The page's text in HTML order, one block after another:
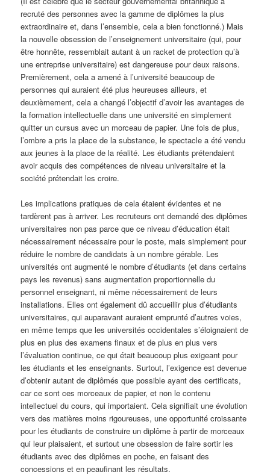
recruté des personnes avec la gamme de diplômes la plus
extraordinaire et, dans l’ensemble, cela a bien fonctionné.) Mais
la nouvelle obsession de l’enseignement universitaire (qui, pour
être honnête, ressemblait autant à un racket de protection qu’à
une entreprise universitaire) est dangereuse pour deux raisons.
Premièrement, cela a amené à l’université beaucoup de
personnes qui auraient été plus heureuses ailleurs, et
deuxièmement, cela a changé l’objectif d’avoir les avantages de
la formation intellectuelle dans une université en simplement
quitter un cursus avec un morceau de papier. Une fois de plus,
l’ombre a pris la place de la substance, le spectacle a été vendu
aux jeunes à la place de la réalité. Les étudiants prétendaient
avoir acquis des compétences de niveau universitaire et la
société prétendait les croire.
Les implications pratiques de cela étaient évidentes et ne
tardèrent pas à arriver. Les recruteurs ont demandé des diplômes
universitaires non pas parce que ce niveau d’éducation était
nécessairement nécessaire pour le poste, mais simplement pour
réduire le nombre de candidats à un nombre gérable. Les
universités ont augmenté le nombre d’étudiants (et dans certains
pays les revenus) sans augmentation proportionnelle du
personnel enseignant, ni même nécessairement de leurs
installations. Elles ont également dû accueillir plus d’étudiants
universitaires, qui auparavant auraient emprunté d’autres voies,
en même temps que les universités occidentales s’éloignaient de
plus en plus des examens finaux et de plus en plus vers
l’évaluation continue, ce qui était beaucoup plus exigeant pour
les étudiants et les enseignants. Surtout, l’exigence est devenue
d’obtenir autant de diplômés que possible ayant des certificats,
car ce sont ces morceaux de papier, et non le contenu
intellectuel du cours, qui importaient. Cela signifiait une évolution
vers des matières moins rigoureuses, une opportunité croissante
pour les étudiants de construire un diplôme à partir de morceaux
qui leur plaisaient, et surtout une obsession de faire sortir les
étudiants avec des diplômes en poche, en faisant des
concessions et en peaufinant les résultats.